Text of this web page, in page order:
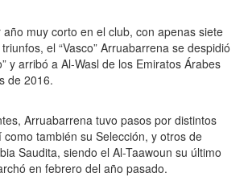
muy corto en el club, con apenas siete
el “Vasco” Arruabarrena se despidió
y arribó a Al-Wasl de los Emiratos Árabes
de 2016.
Arruabarrena tuvo pasos por distintos
también su Selección, y otros de
Saudita, siendo el Al-Taawoun su último
en febrero del año pasado.